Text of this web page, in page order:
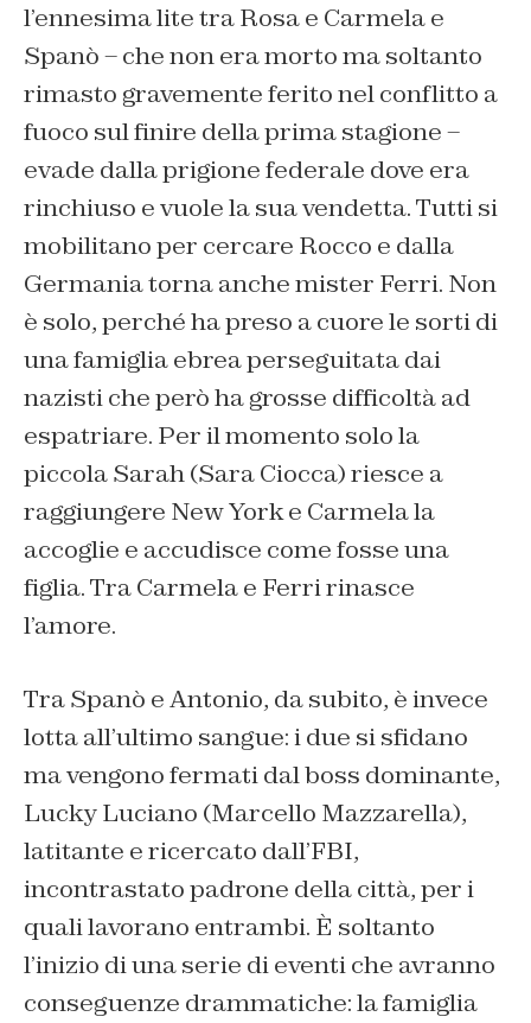
l’ennesima lite tra Rosa e Carmela e
Spanò – che non era morto ma soltanto
rimasto gravemente ferito nel conflitto a
fuoco sul finire della prima stagione –
evade dalla prigione federale dove era
rinchiuso e vuole la sua vendetta. Tutti si
mobilitano per cercare Rocco e dalla
Germania torna anche mister Ferri. Non
è solo, perché ha preso a cuore le sorti di
una famiglia ebrea perseguitata dai
nazisti che però ha grosse difficoltà ad
espatriare. Per il momento solo la
piccola Sarah (Sara Ciocca) riesce a
raggiungere New York e Carmela la
accoglie e accudisce come fosse una
figlia. Tra Carmela e Ferri rinasce
l’amore.
Tra Spanò e Antonio, da subito, è invece
lotta all’ultimo sangue: i due si sfidano
ma vengono fermati dal boss dominante,
Lucky Luciano (Marcello Mazzarella),
latitante e ricercato dall’FBI,
incontrastato padrone della città, per i
quali lavorano entrambi. È soltanto
l’inizio di una serie di eventi che avranno
conseguenze drammatiche: la famiglia